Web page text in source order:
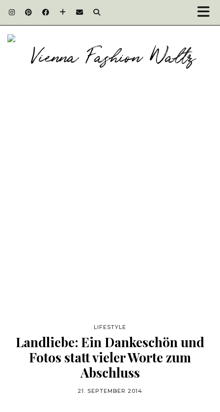
LIFESTYLE
Landliebe: Ein Dankeschön und
Fotos statt vieler Worte zum
Abschluss
21. SEPTEMBER 2014